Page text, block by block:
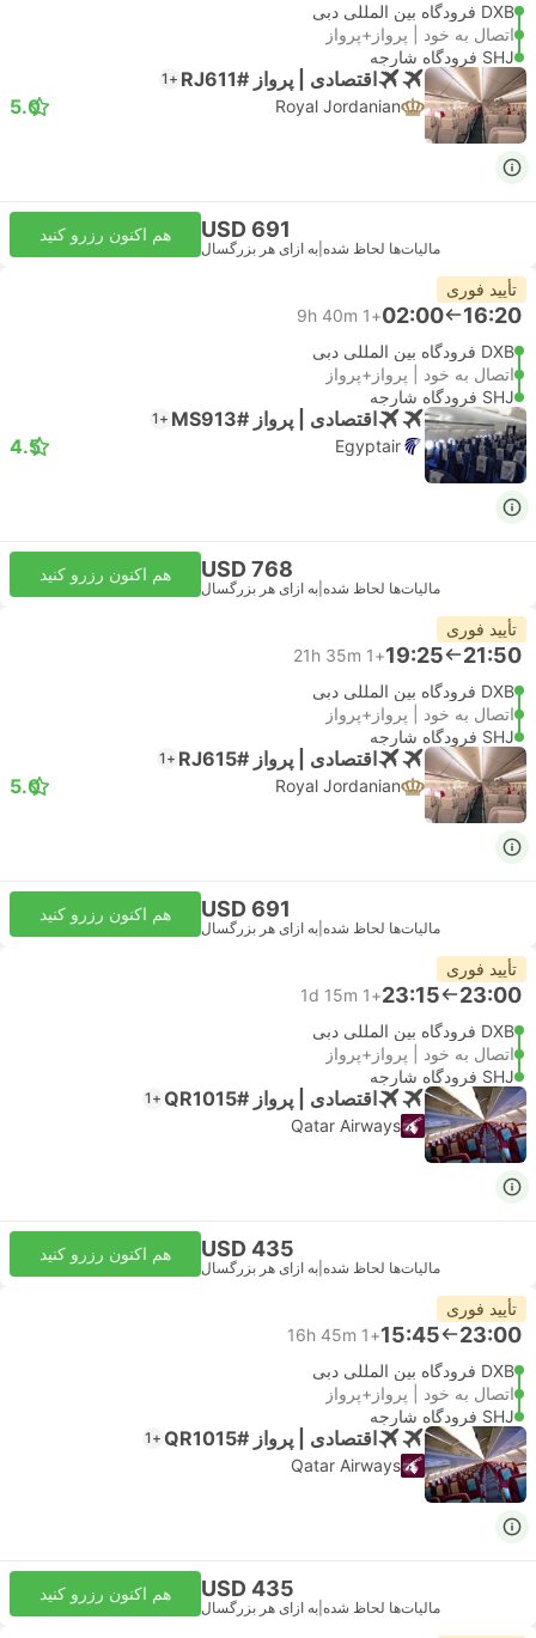
DXB فرودگاه بین المللی دبی
اتصال به خود | پرواز+پرواز
SHJ فرودگاه شارجه
اقتصادی | پرواز #RJ611 +1
Royal Jordanian
5.0
USD 691
مالیات‌ها لحاظ شده به ازای هر بزرگسال
هم اکنون رزرو کنید
تأیید فوری
16:20
02:00
+1
9h 40m
DXB فرودگاه بین المللی دبی
اتصال به خود | پرواز+پرواز
SHJ فرودگاه شارجه
اقتصادی | پرواز #MS913 +1
Egyptair
4.5
USD 768
مالیات‌ها لحاظ شده به ازای هر بزرگسال
هم اکنون رزرو کنید
تأیید فوری
21:50
19:25
+1
21h 35m
DXB فرودگاه بین المللی دبی
اتصال به خود | پرواز+پرواز
SHJ فرودگاه شارجه
اقتصادی | پرواز #RJ615 +1
Royal Jordanian
5.0
USD 691
مالیات‌ها لحاظ شده به ازای هر بزرگسال
هم اکنون رزرو کنید
تأیید فوری
23:00
23:15
+1
1d 15m
DXB فرودگاه بین المللی دبی
اتصال به خود | پرواز+پرواز
SHJ فرودگاه شارجه
اقتصادی | پرواز #QR1015 +1
Qatar Airways
USD 435
مالیات‌ها لحاظ شده به ازای هر بزرگسال
هم اکنون رزرو کنید
تأیید فوری
23:00
15:45
+1
16h 45m
DXB فرودگاه بین المللی دبی
اتصال به خود | پرواز+پرواز
SHJ فرودگاه شارجه
اقتصادی | پرواز #QR1015 +1
Qatar Airways
USD 435
مالیات‌ها لحاظ شده به ازای هر بزرگسال
هم اکنون رزرو کنید